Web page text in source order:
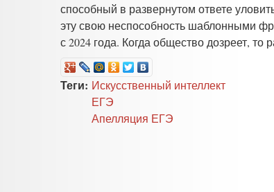
способный в развернутом ответе
эту свою неспособность шаблонными
с 2024 года. Когда общество дозреет, то
Теги: Искусственный интеллект
ЕГЭ
Апелляция ЕГЭ